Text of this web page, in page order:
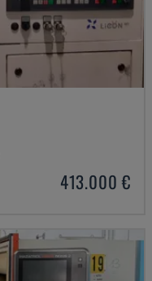
413.000 €